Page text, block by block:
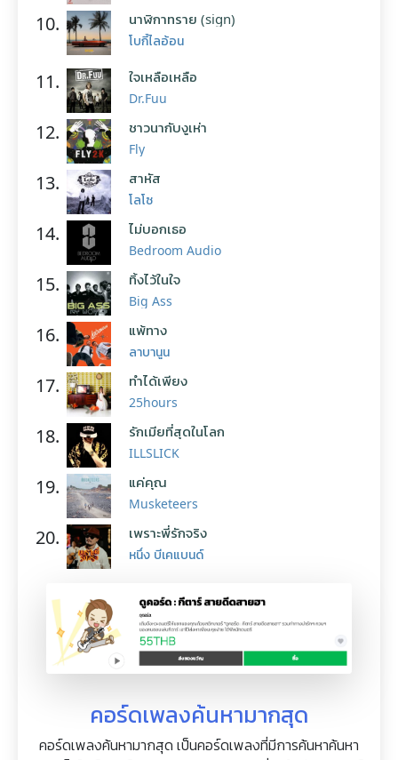
10. นาฬิกาทราย (sign)
โบกี้ไลอ้อน
11. ใจเหลือเหลือ
Dr.Fuu
12. ชาวนากับงูเห่า
Fly
13. สาหัส
โลโซ
14. ไม่บอกเธอ
Bedroom Audio
15. ทิ้งไว้ในใจ
Big Ass
16. แพ้ทาง
ลาบานูน
17. ทำได้เพียง
25hours
18. รักเมียที่สุดในโลก
ILLSLICK
19. แค่คุณ
Musketeers
20. เพราะพี่รักจริง
หนึ่ง บีเคแบนด์
คอร์ดเพลงค้นหามากสุด
คอร์ดเพลงค้นหามากสุด เป็นคอร์ดเพลงที่มีการค้นหาค้นหา